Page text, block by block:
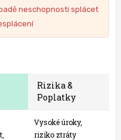
neschopnosti splácet
Rizika &
Poplatky
Vysoké úroky,
riziko ztráty